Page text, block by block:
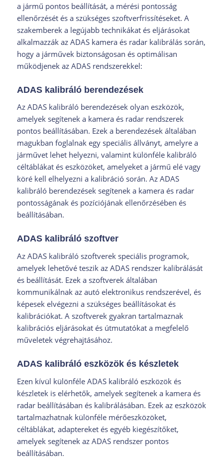
a jármű pontos beállítását, a mérési pontosság
ellenőrzését és a szükséges szoftverfrissítéseket. A
szakemberek a legújabb technikákat és eljárásokat
alkalmazzák az ADAS kamera és radar kalibrálás során,
hogy a járművek biztonságosan és optimálisan
működjenek az ADAS rendszerekkel:
ADAS kalibráló berendezések
Az ADAS kalibráló berendezések olyan eszközök,
amelyek segítenek a kamera és radar rendszerek
pontos beállításában. Ezek a berendezések általában
magukban foglalnak egy speciális állványt, amelyre a
járművet lehet helyezni, valamint különféle kalibráló
céltáblákat és eszközöket, amelyeket a jármű elé vagy
köré kell elhelyezni a kalibráció során. Az ADAS
kalibráló berendezések segítenek a kamera és radar
pontosságának és pozíciójának ellenőrzésében és
beállításában.
ADAS kalibráló szoftver
Az ADAS kalibráló szoftverek speciális programok,
amelyek lehetővé teszik az ADAS rendszer kalibrálását
és beállítását. Ezek a szoftverek általában
kommunikálnak az autó elektronikus rendszerével, és
képesek elvégezni a szükséges beállításokat és
kalibrációkat. A szoftverek gyakran tartalmaznak
kalibrációs eljárásokat és útmutatókat a megfelelő
műveletek végrehajtásához.
ADAS kalibráló eszközök és készletek
Ezen kívül különféle ADAS kalibráló eszközök és
készletek is elérhetők, amelyek segítenek a kamera és
radar beállításában és kalibrálásában. Ezek az eszközök
tartalmazhatnak különféle mérőeszközöket,
céltáblákat, adaptereket és egyéb kiegészítőket,
amelyek segítenek az ADAS rendszer pontos
beállításában.